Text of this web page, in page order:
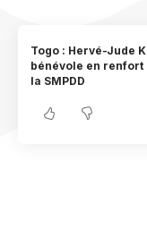
Togo : Hervé-Jude
bénévole en
la SMPDD